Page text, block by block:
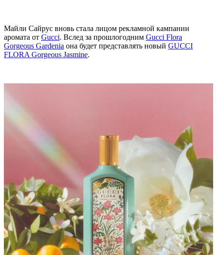
Майли Сайрус вновь стала лицом рекламной кампании
аромата от Gucci. Вслед за прошлогодним Gucci Flora
Gorgeous Gardenia она будет представлять новый GUCCI
FLORA Gorgeous Jasmine.